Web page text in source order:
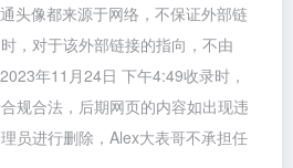
头像都来源于网络，不保证外部链
，对于该外部链接的指向，不由
年11月24日 下午4:49收录时，
规合法，后期网页的内容如出现违
员进行删除，Alex大表哥不承担任